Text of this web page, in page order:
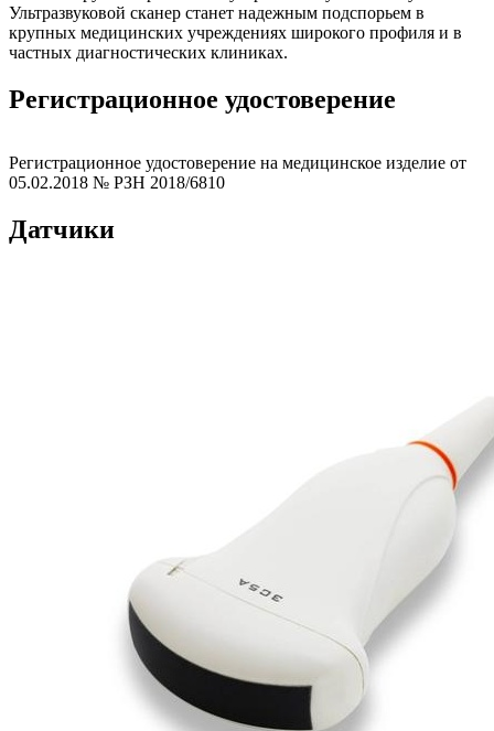
Ультразвуковой сканер станет надежным подспорьем в
крупных медицинских учреждениях широкого профиля и в
частных диагностических клиниках.
Регистрационное удостоверение
Регистрационное удостоверение на медицинское изделие от
05.02.2018 № РЗН 2018/6810
Датчики